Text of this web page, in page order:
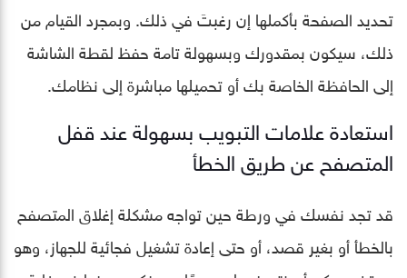
تحديد الصفحة بأكملها إن رغبتَ في ذلك. وبمجرد القيام من
ذلك، سيكون بمقدورك وبسهولة تامة حفظ لقطة الشاشة
إلى الحافظة الخاصة بك أو تحميلها مباشرة إلى نظامك.
استعادة علامات التبويب بسهولة عند قفل
المتصفح عن طريق الخطأ
قد تجد نفسك في ورطة حين تواجه مشكلة إغلاق المتصفح
بالخطأ أو بغير قصد، أو حتى إعادة تشغيل فجائية للجهاز، وهو